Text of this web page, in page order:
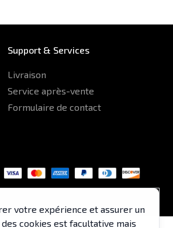
Support & Services
Livraison
Service après-vente
Formulaire de contact
votre expérience et assurer un
cookies est facultative mais